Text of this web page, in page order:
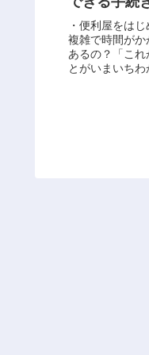
・便利屋をは
複雑で時間が
あるの？「これ
とがいまいち